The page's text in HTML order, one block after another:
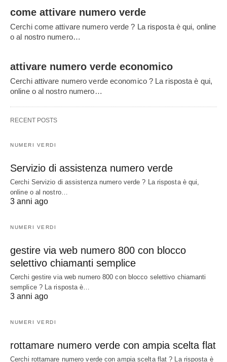
come attivare numero verde
Cerchi come attivare numero verde ? La risposta è qui, online
o al nostro numero…
attivare numero verde economico
Cerchi attivare numero verde economico ? La risposta è qui,
online o al nostro numero…
RECENT POSTS
NUMERI VERDI
Servizio di assistenza numero verde
Cerchi Servizio di assistenza numero verde ? La risposta è qui,
online o al nostro…
3 anni ago
NUMERI VERDI
gestire via web numero 800 con blocco
selettivo chiamanti semplice
Cerchi gestire via web numero 800 con blocco selettivo chiamanti
semplice ? La risposta è…
3 anni ago
NUMERI VERDI
rottamare numero verde con ampia scelta flat
Cerchi rottamare numero verde con ampia scelta flat ? La risposta è